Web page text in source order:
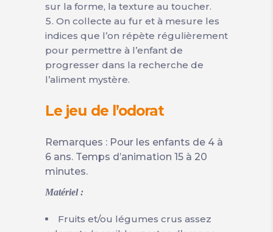
sur la forme, la texture au toucher.
On collecte au fur et à mesure les
indices que l’on répète régulièrement
pour permettre à l’enfant de
progresser dans la recherche de
l’aliment mystère.
Le jeu de l’odorat
Remarques : Pour les enfants de 4 à
6 ans. Temps d’animation 15 à 20
minutes.
Matériel :
Fruits et/ou légumes crus assez